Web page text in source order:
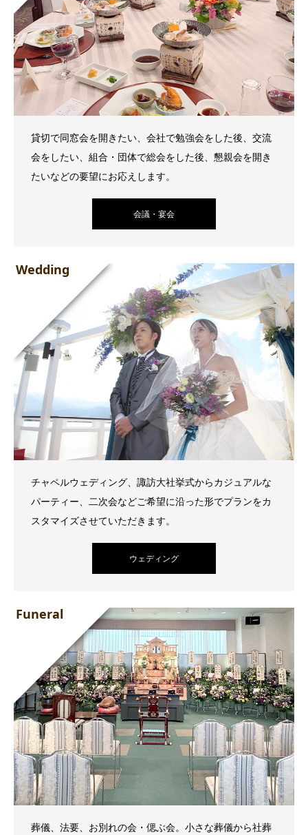
貸切で同窓会を開きたい、会社で勉強会をした後、交流
会をしたい、組合・団体で総会をした後、懇親会を開き
たいなどの要望にお応えします。
会議・宴会
Wedding
チャペルウェディング、諏訪大社挙式からカジュアルな
パーティー、二次会などご希望に沿った形でプランをカ
スタマイズさせていただきます。
ウェディング
Funeral
葬儀、法要、お別れの会・偲ぶ会。小さな葬儀から社葬